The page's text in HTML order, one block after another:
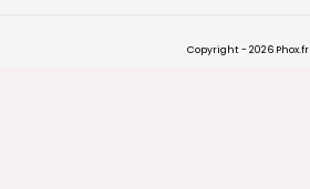
Copyright - 2026 Phox.fr